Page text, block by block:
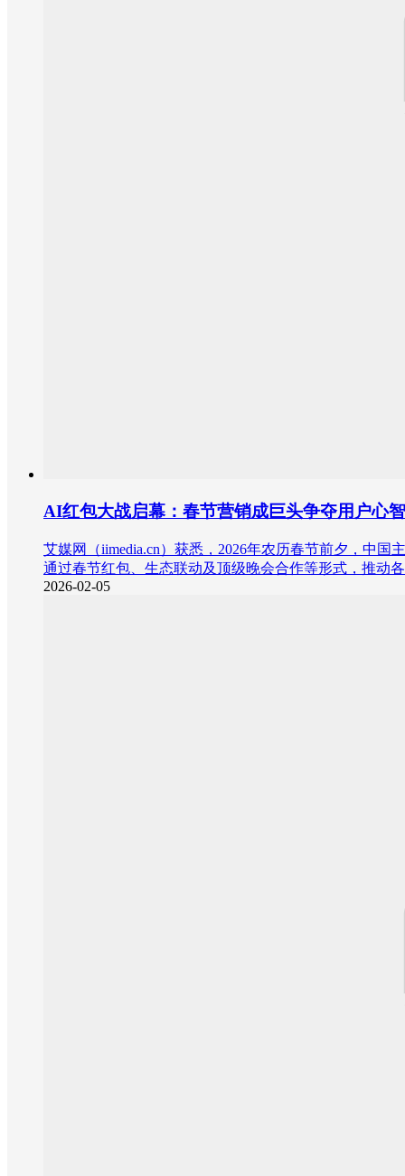
AI红包大战启幕：春节营销成巨头争夺用户心
艾媒网（iimedia.cn）获悉，2026年农历春节前夕，中
通过春节红包、生态联动及顶级晚会合作等形式，推动
2026-02-05